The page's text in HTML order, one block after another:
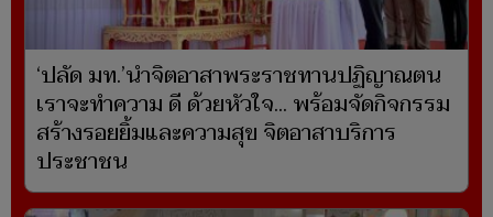
‘ปลัด มท.’นำจิตอาสาพระราชทานปฏิญาณตน
เราจะทำความ ดี ด้วยหัวใจ... พร้อมจัดกิจกรรม
สร้างรอยยิ้มและความสุข จิตอาสาบริการ
ประชาชน